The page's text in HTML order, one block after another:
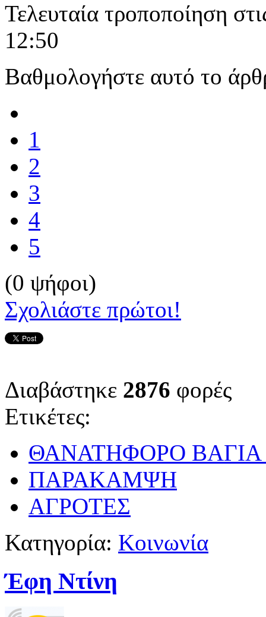
Τελευταία τροποποίηση
12:50
Βαθμολογήστε αυτό το
1
2
3
4
5
(0 ψήφοι)
Σχολιάστε πρώτοι!
Διαβάστηκε 2876 φορές
Ετικέτες:
ΘΑΝΑΤΗΦΟΡΟ
ΠΑΡΑΚΑΜΨΗ
ΑΓΡΟΤΕΣ
Κατηγορία: Κοινωνία
Έφη Ντίνη